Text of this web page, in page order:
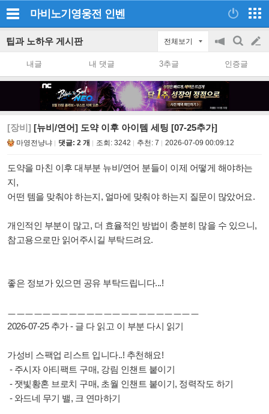
마비노기영웅전 인벤
팁과 노하우 게시판 전체보기
공
on/off
검
색
글
쓰
내글 내 댓글 3추글 인증글
[장비] [뉴비/연어] 도약 이후 아이템 세팅 [07-25추가]
마영전냥냐 댓글: 2 개 조회: 3242 추천: 7 2026-07-09 00:09:12
도약을 마친 이후 대부분 뉴비/연어 분들이 이제 어떻게 해야하는
지,
어떤 템을 맞춰야 하는지, 얼마에 맞춰야 하는지 질문이 많았어요.
개인적인 부분이 많고, 더 효율적인 방법이 충분히 많을 수 있으니,
참고용으로만 읽어주시길 부탁드려요.
좋은 정보가 있으면 공유 부탁드립니다...!
ㅡㅡㅡㅡㅡㅡㅡㅡㅡㅡㅡㅡㅡㅡㅡㅡㅡㅡㅡㅡㅡㅡ
2026-07-25 추가 - 글 다 읽고 이 부분 다시 읽기
가성비 스팩업 리스트 입니다..! 추천해요!
- 주시자 아티팩트 구매, 강림 인챈트 붙이기
- 잿빛황혼 브로치 구매, 초월 인챈트 붙이기, 정력작도 하기
- 와드네 무기 밸, 크 연마하기